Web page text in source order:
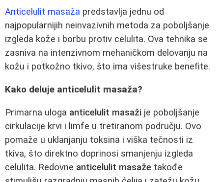
Anticelulit masaža predstavlja jednu od
najpopularnijih neinvazivnih metoda za poboljšanje
izgleda kože i borbu protiv celulita. Ova tehnika se
zasniva na intenzivnom mehaničkom delovanju na
kožu i potkožno tkivo, što ima višestruke benefite.
Kako deluje anticelulit masaža?
Primarna uloga anticelulit masaži je poboljšanje
cirkulacije krvi i limfe u tretiranom području. Ovo
pomaže u uklanjanju toksina i viška tečnosti iz
tkiva, što direktno doprinosi smanjenju izgleda
celulita. Redovne anticelulit masaže takođe